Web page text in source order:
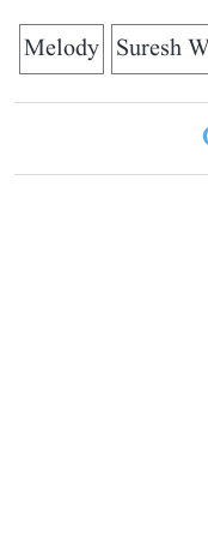
Suresh
Melody